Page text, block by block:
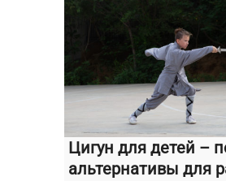
Цигун для детей –
альтернативы для